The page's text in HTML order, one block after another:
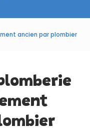
ancien par plombier